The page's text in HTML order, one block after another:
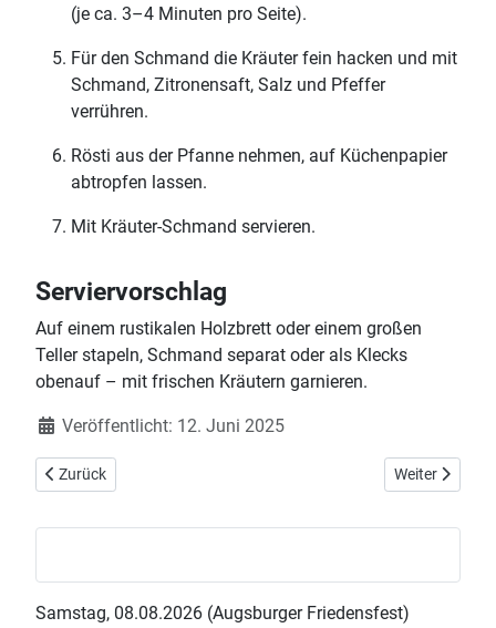
(je ca. 3–4 Minuten pro Seite).
Für den Schmand die Kräuter fein hacken und mit
Schmand, Zitronensaft, Salz und Pfeffer
verrühren.
Rösti aus der Pfanne nehmen, auf Küchenpapier
abtropfen lassen.
Mit Kräuter-Schmand servieren.
Serviervorschlag
Auf einem rustikalen Holzbrett oder einem großen
Teller stapeln, Schmand separat oder als Klecks
obenauf – mit frischen Kräutern garnieren.
DetailsVeröffentlicht: 12. Juni 2025
Vorheriger Beitrag: Jambalaya mit Hähnchen, Chorizo, Garnelen
Zurück Nächster
Weiter
Samstag, 08.08.2026 (Augsburger Friedensfest)